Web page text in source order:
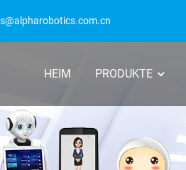
HEIM PRODUKTE